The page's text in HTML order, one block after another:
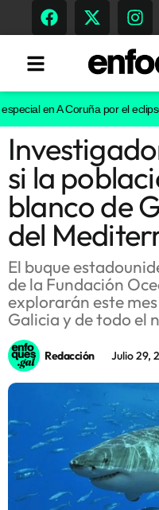
Tendencias
Memoria Histórica
Gastronomía
Escenarios
Sostenibilidad
en A Coruña por el eclipse
si la
blanco de
del
El buque
de la Fundación
explorarán este
Galicia y de todo el
Redacción Julio 29,